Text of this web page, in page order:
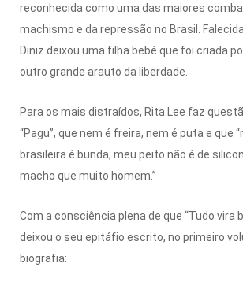
reconhecida como uma das maiores
machismo e da repressão no Brasil.
Diniz deixou uma filha bebé que foi criada
outro grande arauto da liberdade.
Para os mais distraídos, Rita Lee faz
“Pagu”, que nem é freira, nem é puta e que
brasileira é bunda, meu peito não é de
macho que muito homem.”
Com a consciência plena de que “Tudo vira
deixou o seu epitáfio escrito, no primeiro
biografia: